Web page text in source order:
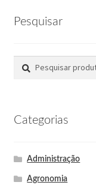
Pesquisar
Pesquisar
Categorias
Administração
Agronomia